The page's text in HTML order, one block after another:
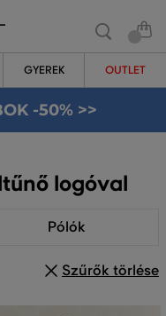
GYEREK OUTLET
-50% >>
logóval
Pólók
Szűrők törlése